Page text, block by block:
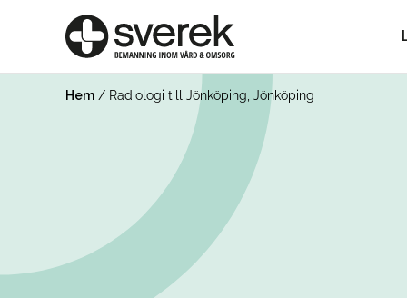
Hem / Radiologi till Jönköping, Jönköping